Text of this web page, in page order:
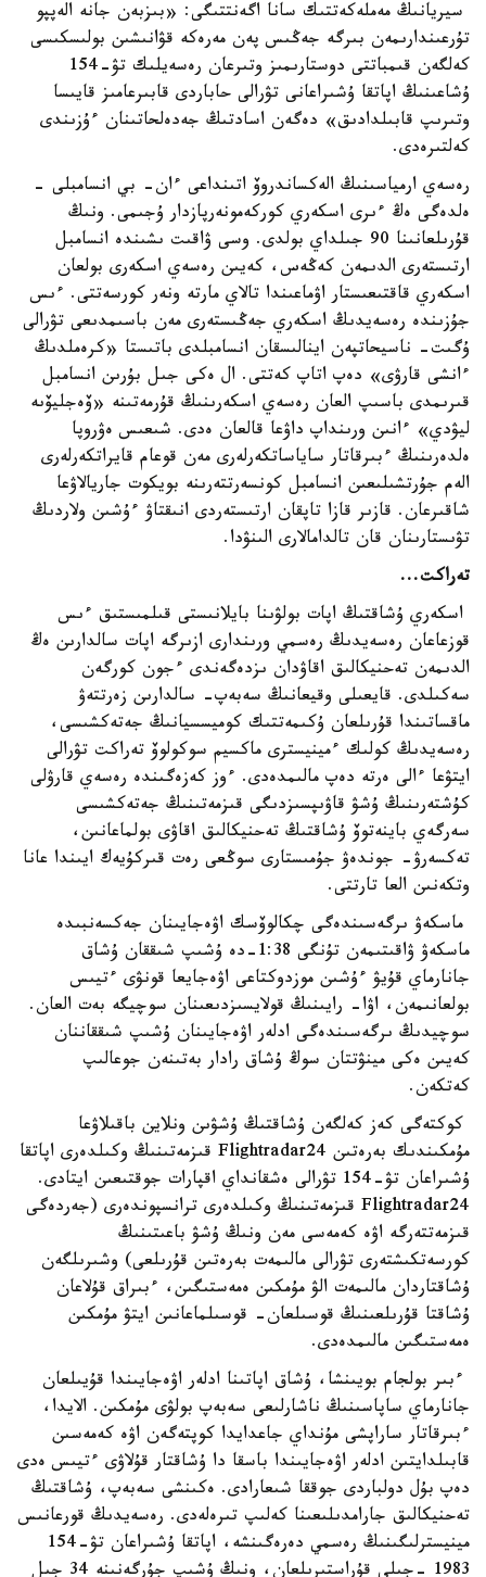
سيريانىڭ مەملەكەتتىك سانا اگەنتتىگى: «بىزبەن جانە الەپپو
تۇرعىندارىمەن بىرگە جەڭىس پەن مەرەكە قۋانىشىن بولىسكىسى
كەلگەن قىمباتتى دوستارىمىز وتىرعان رەسەيلىك تۋ-154
ۇشاعىنىڭ اپاتقا ۇشىراعانى تۋرالى حاباردى قابىرعامىز قايىسا
وتىرىپ قابىلدادىق» دەگەن اسادتىڭ جەدەلحاتىنان ءۇزىندى
كەلتىرەدى.
رەسەي ارمياسىنىڭ الەكساندروۆ اتىنداعى ءان- بي انسامبلى -
ەلدەگى ەڭ ءىرى اسكەري كوركەمونەرپازدار ۇجىمى. ونىڭ
قۇرىلعانىنا 90 جىلداي بولدى. وسى ۋاقىت ىشىندە انسامبل
ارتىستەرى الدىمەن كەڭەس، كەيىن رەسەي اسكەرى بولعان
اسكەري قاقتىعىستار اۋماعىندا تالاي مارتە ونەر كورسەتتى. ءىس
جۇزىندە رەسەيدىڭ اسكەري جەڭىستەرى مەن باسىمدىعى تۋرالى
ۇگىت- ناسيحاتپەن اينالىسقان انسامبلدى باتىستا «كرەملدىڭ
ءانشى قارۋى» دەپ اتاپ كەتتى. ال ەكى جىل بۇرىن انسامبل
قىرىمدى باسىپ العان رەسەي اسكەرىنىڭ قۇرمەتىنە «ۆەجليۆىە
ليۋدي» ءانىن ورىنداپ داۋعا قالعان ەدى. شىعىس ەۋروپا
ەلدەرىنىڭ ءبىرقاتار ساياساتكەرلەرى مەن قوعام قايراتكەرلەرى
الەم جۇرتشىلىعىن انسامبل كونسەرتتەرىنە بويكوت جاريالاۋعا
شاقىرعان. قازىر قازا تاپقان ارتىستەردى انىقتاۋ ءۇشىن ولاردىڭ
تۋىستارىنان قان تالدامالارى الىنۋدا.
تەراكت...
اسكەري ۇشاقتىڭ اپات بولۋىنا بايلانىستى قىلمىستىق ءىس
قوزعاعان رەسەيدىڭ رەسمي ورىندارى ازىرگە اپات سالدارىن ەڭ
الدىمەن تەحنيكالىق اقاۋدان ىزدەگەندى ءجون كورگەن
سەكىلدى. قايعىلى وقيعانىڭ سەبەپ- سالدارىن زەرتتەۋ
ماقساتىندا قۇرىلعان ۇكىمەتتىك كوميسسيانىڭ جەتەكشىسى،
رەسەيدىڭ كولىك ءمينيسترى ماكسيم سوكولوۆ تەراكت تۋرالى
ايتۋعا ءالى ەرتە دەپ مالىمدەدى. ءوز كەزەگىندە رەسەي قارۋلى
كۇشتەرىنىڭ ۇشۋ قاۋىپسىزدىگى قىزمەتىنىڭ جەتەكشىسى
سەرگەي باينەتوۆ ۇشاقتىڭ تەحنيكالىق اقاۋى بولماعانىن،
تەكسەرۋ- جوندەۋ جۇمىستارى سوڭعى رەت قىركۇيەك ايىندا عانا
وتكەنىن العا تارتتى.
ماسكەۋ ىرگەسىندەگى چكالوۆسك اۋەجايىنان جەكسەنبىدە
ماسكەۋ ۋاقىتىمەن تۇنگى 1:38-دە ۇشىپ شىققان ۇشاق
جانارماي قۇيۋ ءۇشىن موزدوكتاعى اۋەجايعا قونۋى ءتيىس
بولعانىمەن، اۋا- رايىنىڭ قولايسىزدىعىنان سوچيگە بەت العان.
سوچيدىڭ ىرگەسىندەگى ادلەر اۋەجايىنان ۇشىپ شىققاننان
كەيىن ەكى مينۋتتان سوڭ ۇشاق رادار بەتىنەن جوعالىپ
كەتكەن.
كوكتەگى كەز كەلگەن ۇشاقتىڭ ۇشۋىن ونلاين باقىلاۋعا
مۇمكىندىك بەرەتىن Flightradar24 قىزمەتىنىڭ وكىلدەرى اپاتقا
ۇشىراعان تۋ-154 تۋرالى ەشقانداي اقپارات جوقتىعىن ايتادى.
Flightradar24 قىزمەتىنىڭ وكىلدەرى ترانسپوندەرى (جەردەگى
قىزمەتتەرگە اۋە كەمەسى مەن ونىڭ ۇشۋ باعىتىنىڭ
كورسەتكىشتەرى تۋرالى مالىمەت بەرەتىن قۇرىلعى) وشىرىلگەن
ۇشاقتاردان مالىمەت الۋ مۇمكىن ەمەستىگىن، ءبىراق قۇلاعان
ۇشاقتا قۇرىلعىنىڭ قوسىلعان- قوسىلماعانىن ايتۋ مۇمكىن
ەمەستىگىن مالىمدەدى.
ءبىر بولجام بويىنشا، ۇشاق اپاتىنا ادلەر اۋەجايىندا قۇيىلعان
جانارماي ساپاسىنىڭ ناشارلىعى سەبەپ بولۋى مۇمكىن. الايدا،
ءبىرقاتار ساراپشى مۇنداي جاعدايدا كوپتەگەن اۋە كەمەسىن
قابىلدايتىن ادلەر اۋەجايىندا باسقا دا ۇشاقتار قۇلاۋى ءتيىس ەدى
دەپ بۇل دولباردى جوققا شىعارادى. ەكىنشى سەبەپ، ۇشاقتىڭ
تەحنيكالىق جارامدىلىعىنا كەلىپ تىرەلەدى. رەسەيدىڭ قورعانىس
مينيسترلىگىنىڭ رەسمي دەرەگىنشە، اپاتقا ۇشىراعان تۋ-154